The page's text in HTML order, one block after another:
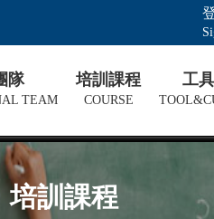
隊
TEAM
培訓課程
COURSE
工
培訓課程